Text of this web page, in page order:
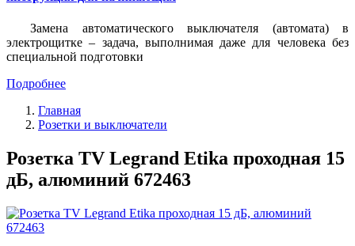
Замена автоматического выключателя (автомата) в
электрощитке – задача, выполнимая даже для человека без
специальной подготовки
Подробнее
Главная
Розетки и выключатели
Розетка TV Legrand Etika проходная 15
дБ, алюминий 672463